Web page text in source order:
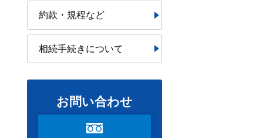
約款・規程など
相続手続きについて
お問い合わせ